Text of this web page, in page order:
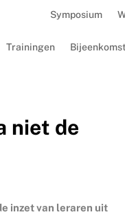
Symposium
Trainingen
niet de
inzet van leraren uit